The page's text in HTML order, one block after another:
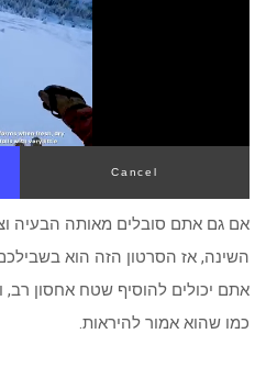
Cancel
אם גם אתם סובלים מאותה הבעיה
השינה, אז הסרטון הזה הוא
אתם יכולים להוסיף שטח אחסון
כמו שהוא אמור להיראות.